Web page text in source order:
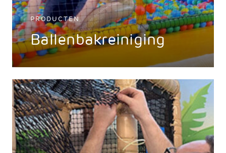
PRODUCTEN
Ballenbakreiniging